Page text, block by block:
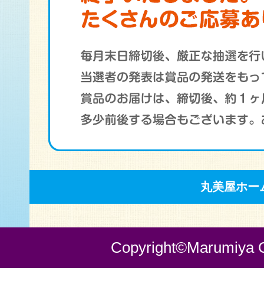
丸美屋ホー
Copyright©Marumiya